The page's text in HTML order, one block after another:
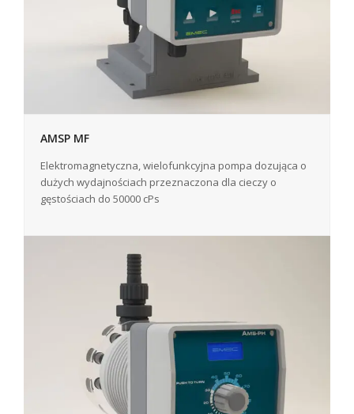
AMSP MF
Elektromagnetyczna, wielofunkcyjna pompa dozująca o
dużych wydajnościach przeznaczona dla cieczy o
gęstościach do 50000 cPs